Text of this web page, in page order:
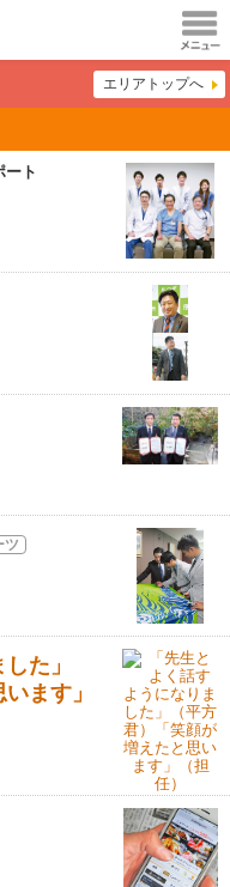
メニュ
ー
エリアトップへ
ート
ツ
た」
ます」